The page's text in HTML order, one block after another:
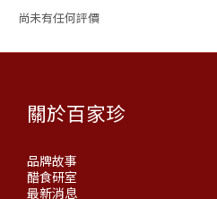
尚未有任何評價
關於百家珍
品牌故事
醋食研室
最新消息